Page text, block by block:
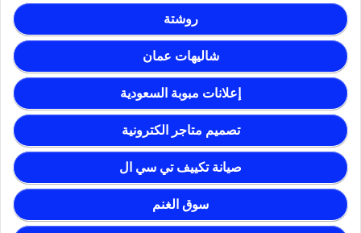
روشتة
شاليهات عمان
إعلانات مبوبة السعودية
تصميم متاجر الكترونية
صيانة تكييف تي سي ال
سوق الغنم